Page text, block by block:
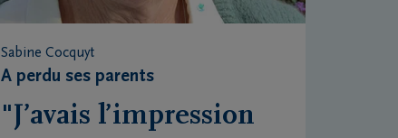
Sabine Cocquyt
A perdu ses parents
"J’avais l’impression